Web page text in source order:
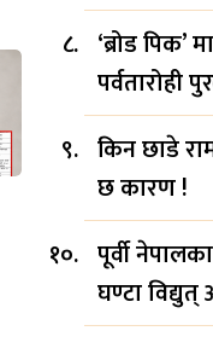
‘ब्रोड पिक’
पर्वतारोही
किन छाडे
छ कारण !
पूर्वी
घण्टा विद्युत्